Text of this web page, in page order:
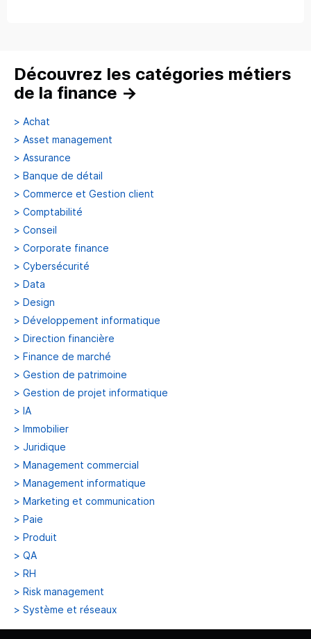
Découvrez les catégories métiers
de la finance →
> Achat
> Asset management
> Assurance
> Banque de détail
> Commerce et Gestion client
> Comptabilité
> Conseil
> Corporate finance
> Cybersécurité
> Data
> Design
> Développement informatique
> Direction financière
> Finance de marché
> Gestion de patrimoine
> Gestion de projet informatique
> IA
> Immobilier
> Juridique
> Management commercial
> Management informatique
> Marketing et communication
> Paie
> Produit
> QA
> RH
> Risk management
> Système et réseaux